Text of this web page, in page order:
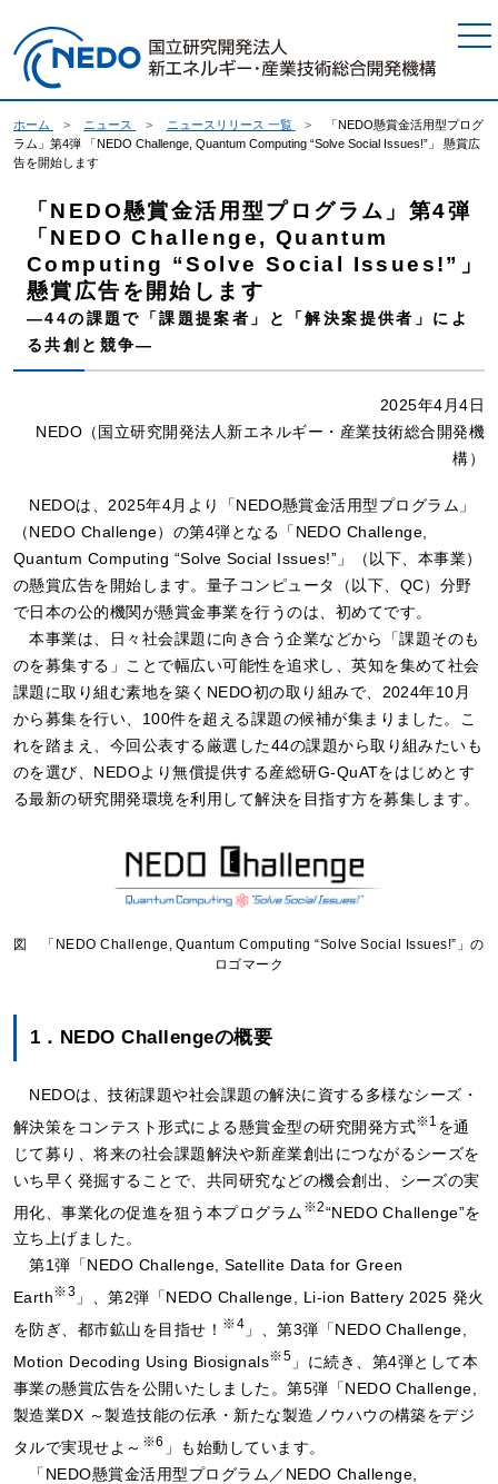
ホーム ニュース ニュースリリース 一覧
「NEDO懸賞金活用型プログ
ラム」第4弾 「NEDO Challenge, Quantum Computing “Solve Social Issues!”」 懸賞広
告を開始します
「NEDO懸賞金活用型プログラム」第4弾
「NEDO Challenge, Quantum
Computing “Solve Social Issues!”」
懸賞広告を開始します
―44の課題で「課題提案者」と「解決案提供者」によ
る共創と競争―
2025年4月4日
NEDO（国立研究開発法人新エネルギー・産業技術総合開発機
構）
NEDOは、2025年4月より「NEDO懸賞金活用型プログラム」
（NEDO Challenge）の第4弾となる「NEDO Challenge,
Quantum Computing “Solve Social Issues!”」（以下、本事業）
の懸賞広告を開始します。量子コンピュータ（以下、QC）分野
で日本の公的機関が懸賞金事業を行うのは、初めてです。
本事業は、日々社会課題に向き合う企業などから「課題そのも
のを募集する」ことで幅広い可能性を追求し、英知を集めて社会
課題に取り組む素地を築くNEDO初の取り組みで、2024年10月
から募集を行い、100件を超える課題の候補が集まりました。こ
れを踏まえ、今回公表する厳選した44の課題から取り組みたいも
のを選び、NEDOより無償提供する産総研G-QuATをはじめとす
る最新の研究開発環境を利用して解決を目指す方を募集します。
図 「NEDO Challenge, Quantum Computing “Solve Social Issues!”」の
ロゴマーク
1．NEDO Challengeの概要
NEDOは、技術課題や社会課題の解決に資する多様なシーズ・
解決策をコンテスト形式による懸賞金型の研究開発方式※1 を通
じて募り、将来の社会課題解決や新産業創出につながるシーズを
いち早く発掘することで、共同研究などの機会創出、シーズの実
用化、事業化の促進を狙う本プログラム ※2“NEDO Challenge”を
立ち上げました。
第1弾「NEDO Challenge, Satellite Data for Green
Earth※3 」、第2弾「NEDO Challenge, Li-ion Battery 2025 発火
を防ぎ、都市鉱山を目指せ！ ※4 」、第3弾「NEDO Challenge,
Motion Decoding Using Biosignals※5 」に続き、第4弾として本
事業の懸賞広告を公開いたしました。第5弾「NEDO Challenge,
製造業DX ～製造技能の伝承・新たな製造ノウハウの構築をデジ
タルで実現せよ～ ※6 」も始動しています。
「NEDO懸賞金活用型プログラム／NEDO Challenge,